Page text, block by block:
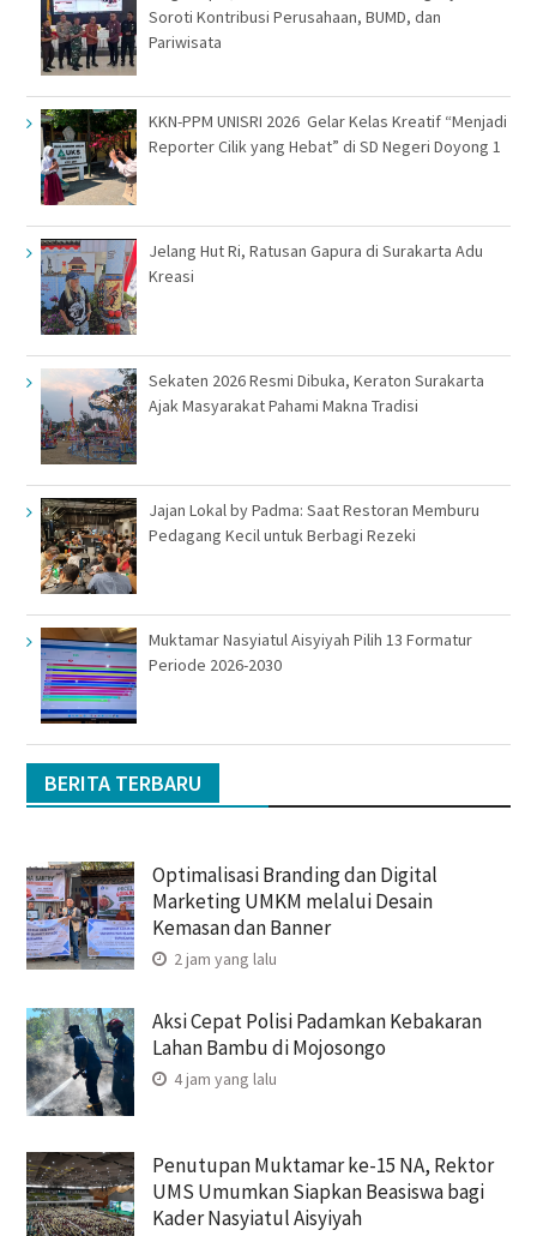
Soroti Kontribusi Perusahaan, BUMD, dan
Pariwisata
KKN-PPM UNISRI 2026 Gelar Kelas Kreatif “Menjadi
Reporter Cilik yang Hebat” di SD Negeri Doyong 1
Jelang Hut Ri, Ratusan Gapura di Surakarta Adu
Kreasi
Sekaten 2026 Resmi Dibuka, Keraton Surakarta
Ajak Masyarakat Pahami Makna Tradisi
Jajan Lokal by Padma: Saat Restoran Memburu
Pedagang Kecil untuk Berbagi Rezeki
Muktamar Nasyiatul Aisyiyah Pilih 13 Formatur
Periode 2026-2030
BERITA TERBARU
Optimalisasi Branding dan Digital
Marketing UMKM melalui Desain
Kemasan dan Banner
2 jam yang lalu
Aksi Cepat Polisi Padamkan Kebakaran
Lahan Bambu di Mojosongo
4 jam yang lalu
Penutupan Muktamar ke-15 NA, Rektor
UMS Umumkan Siapkan Beasiswa bagi
Kader Nasyiatul Aisyiyah